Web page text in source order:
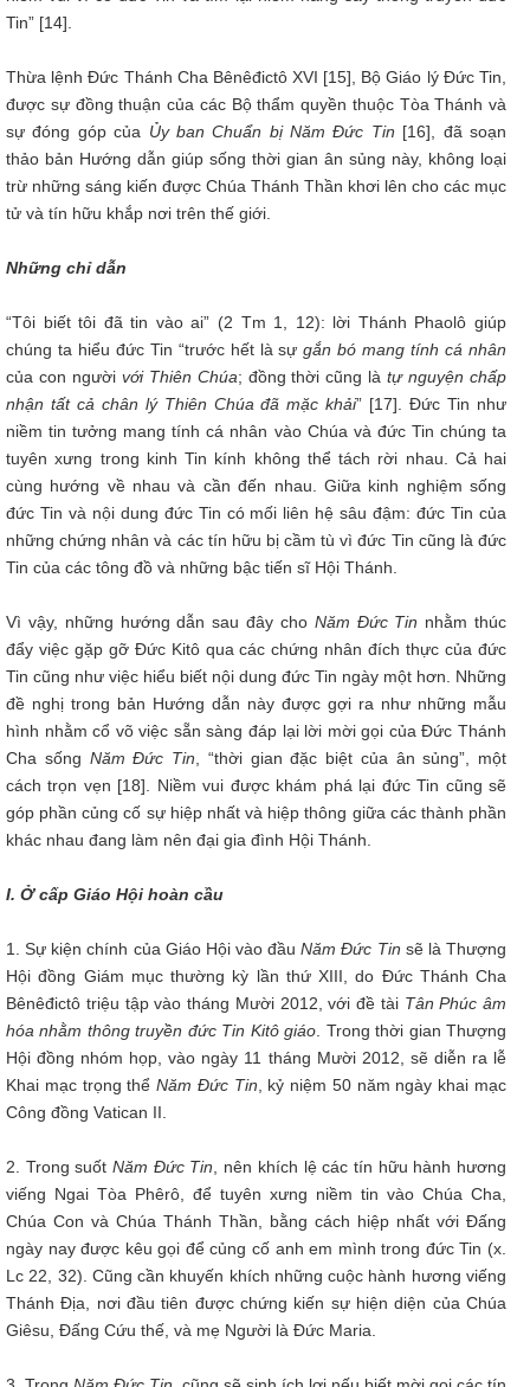
Tin” [14].
Thừa lệnh Đức Thánh Cha Bênêđictô XVI [15], Bộ Giáo lý Đức Tin,
được sự đồng thuận của các Bộ thẩm quyền thuộc Tòa Thánh và
sự đóng góp của Ủy ban Chuẩn bị Năm Đức Tin [16], đã soạn
thảo bản Hướng dẫn giúp sống thời gian ân sủng này, không loại
trừ những sáng kiến được Chúa Thánh Thần khơi lên cho các mục
tử và tín hữu khắp nơi trên thế giới.
Những chỉ dẫn
“Tôi biết tôi đã tin vào ai” (2 Tm 1, 12): lời Thánh Phaolô giúp
chúng ta hiểu đức Tin “trước hết là sựgắn bó mang tính cá nhân
của con người với Thiên Chúa; đồng thời cũng làtự nguyện chấp
nhận tất cả chân lý Thiên Chúa đã mặc khải” [17]. Đức Tin như
niềm tin tưởng mang tính cá nhân vào Chúa và đức Tin chúng ta
tuyên xưng trong kinh Tin kính không thể tách rời nhau. Cả hai
cùng hướng về nhau và cần đến nhau. Giữa kinh nghiệm sống
đức Tin và nội dung đức Tin có mối liên hệ sâu đậm: đức Tin của
những chứng nhân và các tín hữu bị cầm tù vì đức Tin cũng là đức
Tin của các tông đồ và những bậc tiến sĩ Hội Thánh.
Vì vậy, những hướng dẫn sau đây cho Năm Đức Tin nhằm thúc
đẩy việc gặp gỡ Đức Kitô qua các chứng nhân đích thực của đức
Tin cũng như việc hiểu biết nội dung đức Tin ngày một hơn. Những
đề nghị trong bản Hướng dẫn này được gợi ra như những mẫu
hình nhằm cổ võ việc sẵn sàng đáp lại lời mời gọi của Đức Thánh
Cha sống Năm Đức Tin , “thời gian đặc biệt của ân sủng”, một
cách trọn vẹn [18]. Niềm vui được khám phá lại đức Tin cũng sẽ
góp phần củng cố sự hiệp nhất và hiệp thông giữa các thành phần
khác nhau đang làm nên đại gia đình Hội Thánh.
I. Ở cấp Giáo Hội hoàn cầu
1. Sự kiện chính của Giáo Hội vào đầuNăm Đức Tin sẽ là Thượng
Hội đồng Giám mục thường kỳ lần thứ XIII, do Đức Thánh Cha
Bênêđictô triệu tập vào tháng Mười 2012, với đề tài Tân Phúc âm
hóa nhằm thông truyền đức Tin Kitô giáo . Trong thời gian Thượng
Hội đồng nhóm họp, vào ngày 11 tháng Mười 2012, sẽ diễn ra lễ
Khai mạc trọng thểNăm Đức Tin , kỷ niệm 50 năm ngày khai mạc
Công đồng Vatican II.
2. Trong suốtNăm Đức Tin , nên khích lệ các tín hữu hành hương
viếng Ngai Tòa Phêrô, để tuyên xưng niềm tin vào Chúa Cha,
Chúa Con và Chúa Thánh Thần, bằng cách hiệp nhất với Đấng
ngày nay được kêu gọi để củng cố anh em mình trong đức Tin (x.
Lc 22, 32). Cũng cần khuyến khích những cuộc hành hương viếng
Thánh Địa, nơi đầu tiên được chứng kiến sự hiện diện của Chúa
Giêsu, Đấng Cứu thế, và mẹ Người là Đức Maria.